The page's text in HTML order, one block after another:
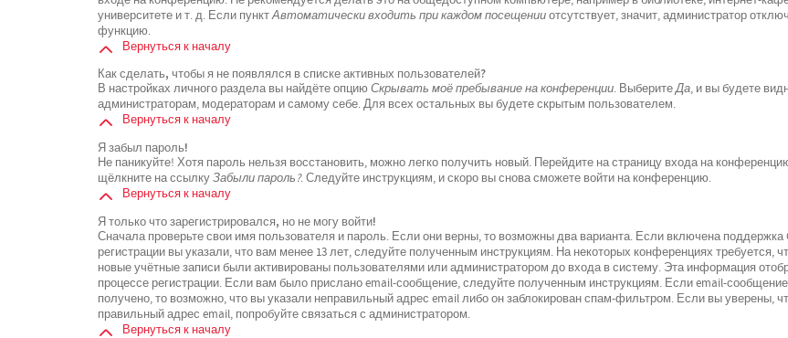
университете и т. д. Если пунктАвтоматически входить при каждом посещенииотсутствует, значит, администратор
функцию.
Вернуться к началу
Как сделать, чтобы я не появлялся в списке активных пользователей?
В настройках личного раздела вы найдёте опциюСкрывать моё пребывание на конференции. ВыберитеДа, и вы будете
администраторам, модераторам и самому себе. Для всех остальных вы будете скрытым пользователем.
Вернуться к началу
Я забыл пароль!
Не паникуйте! Хотя пароль нельзя восстановить, можно легко получить новый. Перейдите на страницу входа на
щёлкните на ссылкуЗабыли пароль?. Следуйте инструкциям, и скоро вы снова сможете войти на конференцию.
Вернуться к началу
Я только что зарегистрировался, но не могу войти!
Сначала проверьте свои имя пользователя и пароль. Если они верны, то возможны два варианта. Если включена поддержка
регистрации вы указали, что вам менее 13 лет, следуйте полученным инструкциям. На некоторых конференциях требуется,
новые учётные записи были активированы пользователями или администратором до входа в систему. Эта информация
процессе регистрации. Если вам было прислано email-сообщение, следуйте полученным инструкциям. Если email-
получено, то возможно, что вы указали неправильный адрес email либо он заблокирован спам-фильтром. Если вы уверены,
правильный адрес email, попробуйте связаться с администратором.
Вернуться к началу